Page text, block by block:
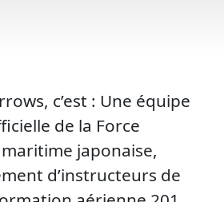
c’est : Une équipe
de la Force
japonaise,
d’instructeurs de